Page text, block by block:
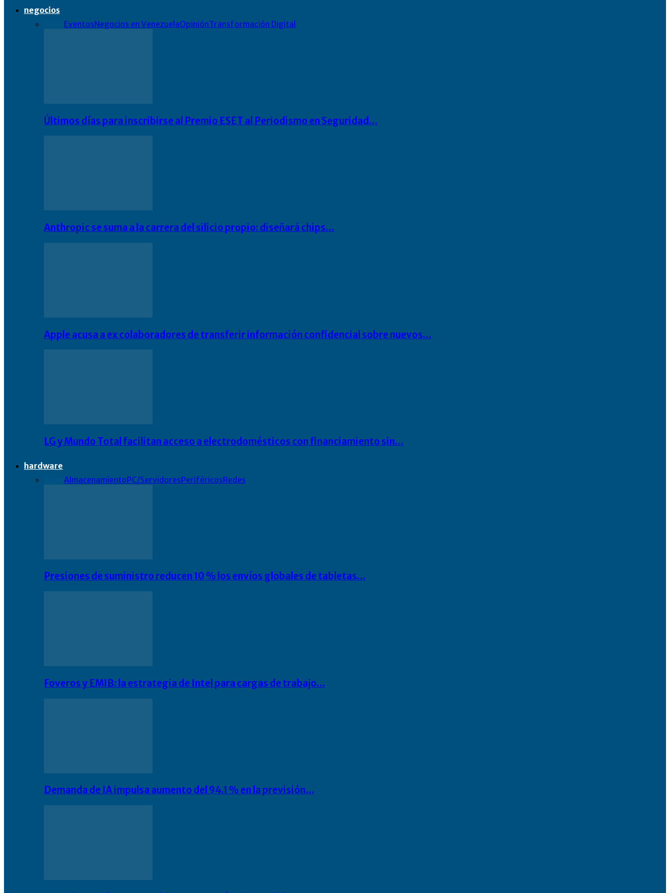
negocios
EventosNegocios en VenezuelaOpiniónTransformación Digital
Últimos días para inscribirse al Premio ESET al Periodismo en Seguridad…
Anthropic se suma a la carrera del silicio propio: diseñará chips…
Apple acusa a ex colaboradores de transferir información confidencial sobre nuevos…
LG y Mundo Total facilitan acceso a electrodomésticos con financiamiento sin…
hardware
AlmacenamientoPC/ServidoresPeriféricosRedes
Presiones de suministro reducen 10 % los envíos globales de tabletas…
Foveros y EMIB: la estrategia de Intel para cargas de trabajo…
Demanda de IA impulsa aumento del 94.1 % en la previsión…